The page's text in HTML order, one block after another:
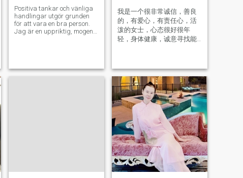
Positiva tankar och vänliga
handlingar utgör grunden
för att vara en bra person.
Jag är en uppriktig, mogen
kan tända passionen hos
varandra. Jag undrar om ni
我是一个很非常诚信，善良
的，有爱心，有责任心，活
泼的女士，心态很好很年
轻，身体健康，诚意寻找能
信！！